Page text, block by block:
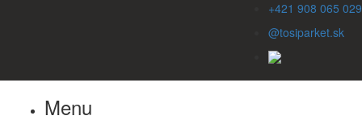
+421 908 065 029
@tosiparket.sk
Menu